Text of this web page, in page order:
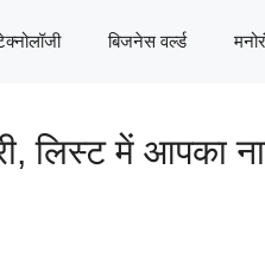
बिजनेस वर्ल्ड
लिस्ट में आपका